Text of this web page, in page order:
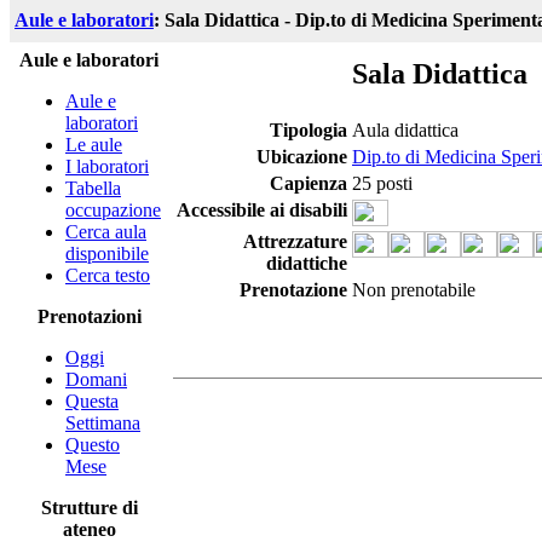
Aule e laboratori: Sala Didattica - Dip.to di Medicina
Aule e laboratori
Aule e
laboratori
Le aule
I laboratori
Tabella
occupazione
Cerca aula
disponibile
Cerca testo
Prenotazioni
Oggi
Domani
Questa
Settimana
Questo
Mese
Strutture di
ateneo
Sala Didattica
Tipologia Aula didattica
Ubicazione Dip.to di Medicina
Capienza 25 posti
Accessibile ai disabili
Attrezzature
didattiche
Prenotazione Non prenotabile